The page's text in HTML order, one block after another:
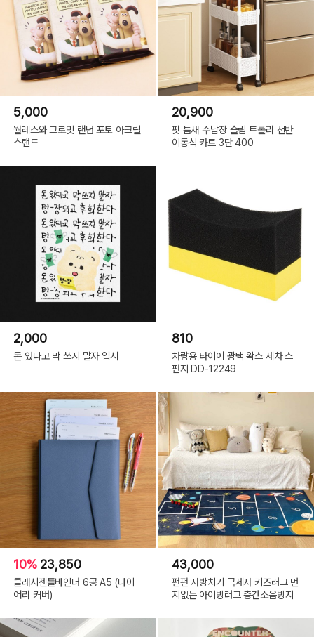
5,000
월레스와 그로밋 랜덤 포토 아크릴
스탠드
20,900
핏 틈새 수납장 슬림 트롤리 선반
이동식 카트 3단 400
2,000
돈 있다고 막 쓰지 말자 엽서
810
차량용 타이어 광택 왁스 세차 스
펀지 DD-12249
10% 23,850
클래시젠틀바인더 6공 A5 (다이
어리 커버)
43,000
펀펀 사방치기 극세사 키즈러그 먼
지없는 아이방러그 층간소음방지